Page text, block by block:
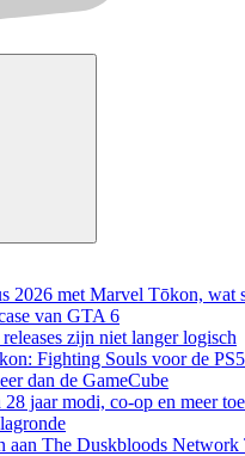
2026 met Marvel Tōkon, wat
van GTA 6
zijn niet langer logisch
Fighting Souls voor de PS5
dan de GameCube
jaar modi, co-op en meer toe
aan The Duskbloods Network